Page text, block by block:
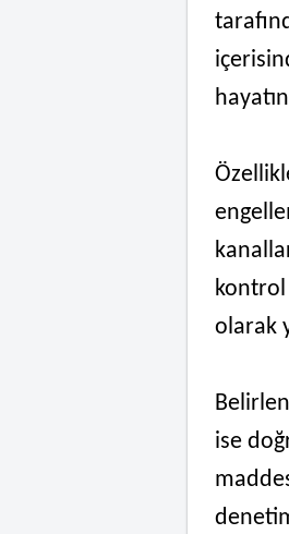
kontrol
olarak
ise